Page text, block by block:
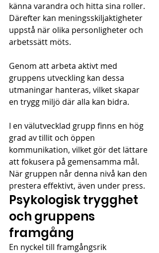
känna varandra och hitta sina roller.
Därefter kan meningsskiljaktigheter
uppstå när olika personligheter och
arbetssätt möts.
Genom att arbeta aktivt med
gruppens utveckling kan dessa
utmaningar hanteras, vilket skapar
en trygg miljö där alla kan bidra.
I en välutvecklad grupp finns en hög
grad av tillit och öppen
kommunikation, vilket gör det lättare
att fokusera på gemensamma mål.
När gruppen når denna nivå kan den
prestera effektivt, även under press.
Psykologisk trygghet
och gruppens
framgång
En nyckel till framgångsrik